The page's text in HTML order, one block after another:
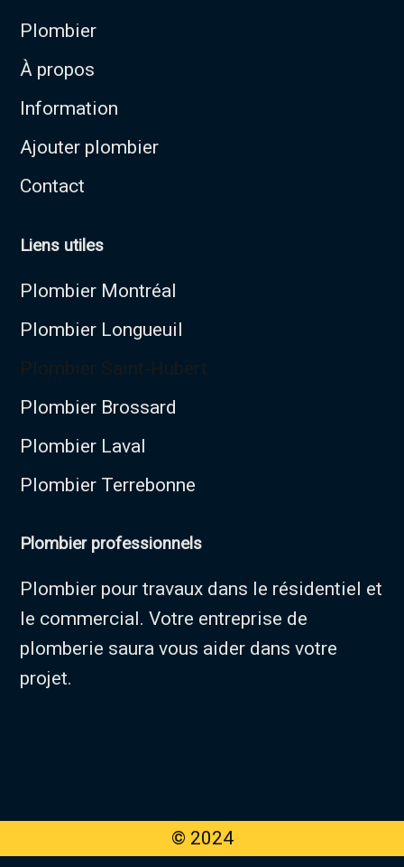
Plombier
À propos
Information
Ajouter plombier
Contact
Liens utiles
Plombier Montréal
Plombier Longueuil
Plombier Saint-Hubert
Plombier Brossard
Plombier Laval
Plombier Terrebonne
Plombier professionnels
Plombier pour travaux dans le résidentiel et
le commercial. Votre entreprise de
plomberie saura vous aider dans votre
projet.
© 2024